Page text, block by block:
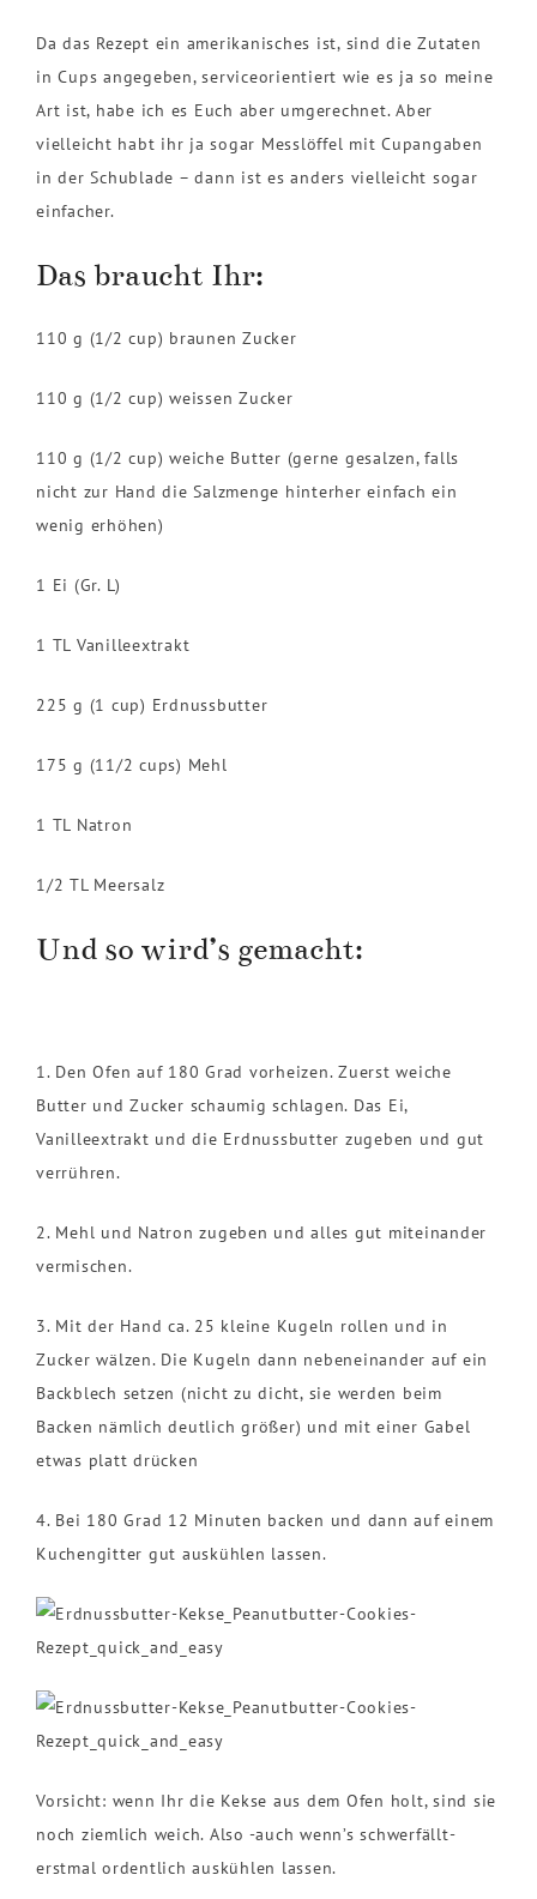
Da das Rezept ein amerikanisches ist, sind die Zutaten
in Cups angegeben, serviceorientiert wie es ja so meine
Art ist, habe ich es Euch aber umgerechnet. Aber
vielleicht habt ihr ja sogar Messlöffel mit Cupangaben
in der Schublade – dann ist es anders vielleicht sogar
einfacher.
Das braucht Ihr:
110 g (1/2 cup) braunen Zucker
110 g (1/2 cup) weissen Zucker
110 g (1/2 cup) weiche Butter (gerne gesalzen, falls
nicht zur Hand die Salzmenge hinterher einfach ein
wenig erhöhen)
1 Ei (Gr. L)
1 TL Vanilleextrakt
225 g (1 cup) Erdnussbutter
175 g (11/2 cups) Mehl
1 TL Natron
1/2 TL Meersalz
Und so wird’s gemacht:
1. Den Ofen auf 180 Grad vorheizen. Zuerst weiche
Butter und Zucker schaumig schlagen. Das Ei,
Vanilleextrakt und die Erdnussbutter zugeben und gut
verrühren.
2. Mehl und Natron zugeben und alles gut miteinander
vermischen.
3. Mit der Hand ca. 25 kleine Kugeln rollen und in
Zucker wälzen. Die Kugeln dann nebeneinander auf ein
Backblech setzen (nicht zu dicht, sie werden beim
Backen nämlich deutlich größer) und mit einer Gabel
etwas platt drücken
4. Bei 180 Grad 12 Minuten backen und dann auf einem
Kuchengitter gut auskühlen lassen.
Vorsicht: wenn Ihr die Kekse aus dem Ofen holt, sind sie
noch ziemlich weich. Also -auch wenn’s schwerfällt-
erstmal ordentlich auskühlen lassen.